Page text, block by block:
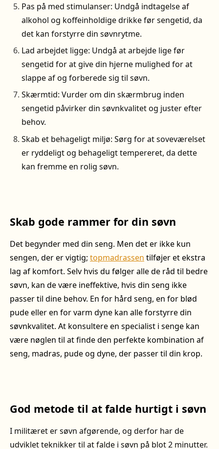
Pas på med stimulanser: Undgå indtagelse af
alkohol og koffeinholdige drikke før sengetid, da
det kan forstyrre din søvnrytme.
Lad arbejdet ligge: Undgå at arbejde lige før
sengetid for at give din hjerne mulighed for at
slappe af og forberede sig til søvn.
Skærmtid: Vurder om din skærmbrug inden
sengetid påvirker din søvnkvalitet og juster efter
behov.
Skab et behageligt miljø: Sørg for at soveværelset
er ryddeligt og behageligt tempereret, da dette
kan fremme en rolig søvn.
Skab gode rammer for din søvn
Det begynder med din seng. Men det er ikke kun
sengen, der er vigtig; topmadrassen tilføjer et ekstra
lag af komfort. Selv hvis du følger alle de råd til bedre
søvn, kan de være ineffektive, hvis din seng ikke
passer til dine behov. En for hård seng, en for blød
pude eller en for varm dyne kan alle forstyrre din
søvnkvalitet. At konsultere en specialist i senge kan
være nøglen til at finde den perfekte kombination af
seng, madras, pude og dyne, der passer til din krop.
God metode til at falde hurtigt i søvn
I militæret er søvn afgørende, og derfor har de
udviklet teknikker til at falde i søvn på blot 2 minutter.